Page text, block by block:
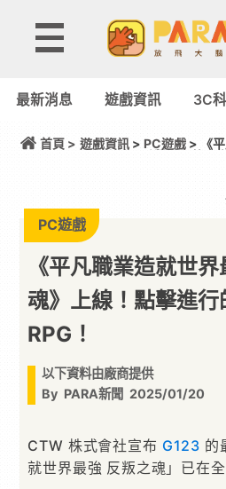
最新消息 遊戲資訊 3C
首頁 > 遊戲資訊> PC遊戲> 《平
PC遊戲
《平凡職業造就世
魂》上線！點擊進
RPG！
以下資料由廠商提供
By PARA新聞 2025/01/20
CTW 株式會社宣布 G123 的
就世界最強 反叛之魂」已在全